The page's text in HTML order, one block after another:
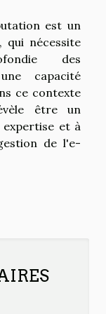
est un
qui nécessite
des
capacité
ce contexte
être un
et à
de l'e-